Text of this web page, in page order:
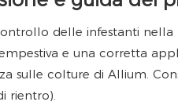
delle infestanti
e una corretta
sulle colture di Allium.
rientro).